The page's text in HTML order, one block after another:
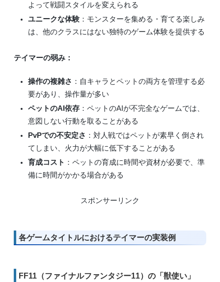
よって戦闘スタイルを変えられる
ユニークな体験：モンスターを集める・育てる楽しみ
は、他のクラスにはない独特のゲーム体験を提供する
テイマーの弱み：
操作の複雑さ ：自キャラとペットの両方を管理する必
要があり、操作量が多い
ペットのAI依存：ペットのAIが不完全なゲームでは、
意図しない行動を取ることがある
PvPでの不安定さ ：対人戦ではペットが素早く倒され
てしまい、火力が大幅に低下することがある
育成コスト ：ペットの育成に時間や資材が必要で、準
備に時間がかかる場合がある
スポンサーリンク
各ゲームタイトルにおけるテイマーの実装例
FF11（ファイナルファンタジー11）の「獣使い」